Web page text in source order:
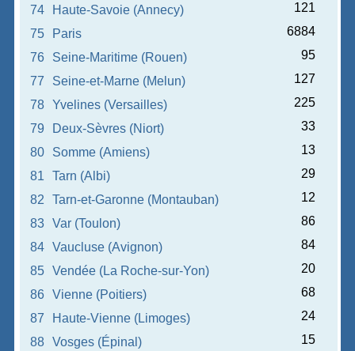
74
Haute-Savoie (Annecy)
121
75
Paris
6884
76
Seine-Maritime (Rouen)
95
77
Seine-et-Marne (Melun)
127
78
Yvelines (Versailles)
225
79
Deux-Sèvres (Niort)
33
80
Somme (Amiens)
13
81
Tarn (Albi)
29
82
Tarn-et-Garonne (Montauban)
12
83
Var (Toulon)
86
84
Vaucluse (Avignon)
84
85
Vendée (La Roche-sur-Yon)
20
86
Vienne (Poitiers)
68
87
Haute-Vienne (Limoges)
24
88
Vosges (Épinal)
15